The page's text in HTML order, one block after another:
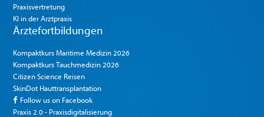
Praxisvertretung
KI in der Arztpraxis
Ärztefortbildungen
Kompaktkurs Maritime Medizin 2026
Kompaktkurs Tauchmedizin 2026
Citizen Science Reisen
SkinDot Hauttransplantation
Follow us on Facebook
Praxis 2.0 - Praxisdigitalisierung